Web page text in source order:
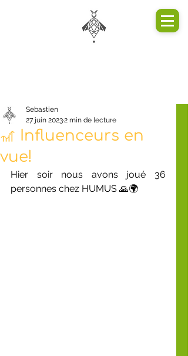
🎢 Influenceurs en
vue!
Sebastien
27 juin 20232 min de lecture
Hier soir nous avons joué 36
personnes chez HUMUS 🙏🌍